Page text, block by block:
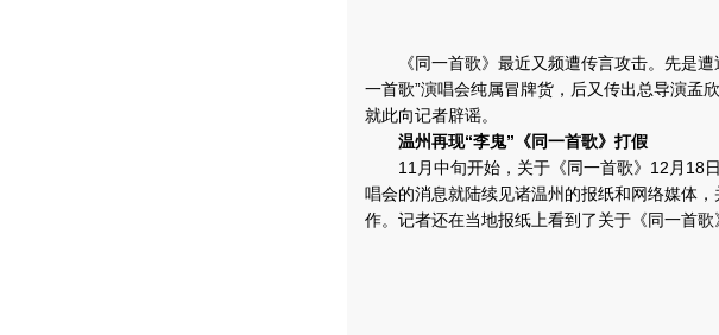
《同一首歌》最近又频遭传言攻击。先是遭
一首歌”演唱会纯属冒牌货，后又传出总导演孟
就此向记者辟谣。
温州再现“李鬼”《同一首歌》打假
11月中旬开始，关于《同一首歌》12月18日
唱会的消息就陆续见诸温州的报纸和网络媒体
作。记者还在当地报纸上看到了关于《同一首